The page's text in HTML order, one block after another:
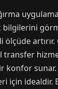
ölçüde
konfor
için idealdir.